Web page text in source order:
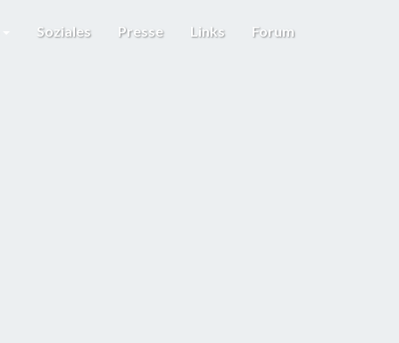
Soziales Presse Links Forum